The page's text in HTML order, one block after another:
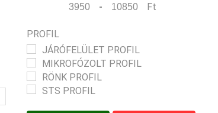
Minimum Price
-
Maximum Price
Ft
PROFIL
JÁRÓFELÜLET PROFIL
MIKROFÓZOLT PROFIL
RÖNK PROFIL
STS PROFIL